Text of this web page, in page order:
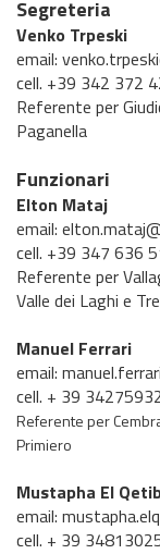
Segreteria
Venko Trpeski
email:
cell. +39 342 372
Referente per
Paganella
Funzionari
Elton Mataj
email:
cell. +39 347 636
Referente per
Valle dei Laghi e
Manuel Ferrari
email:
cell. + 39
Referente per
Primiero
Mustapha El
email:
cell. + 39